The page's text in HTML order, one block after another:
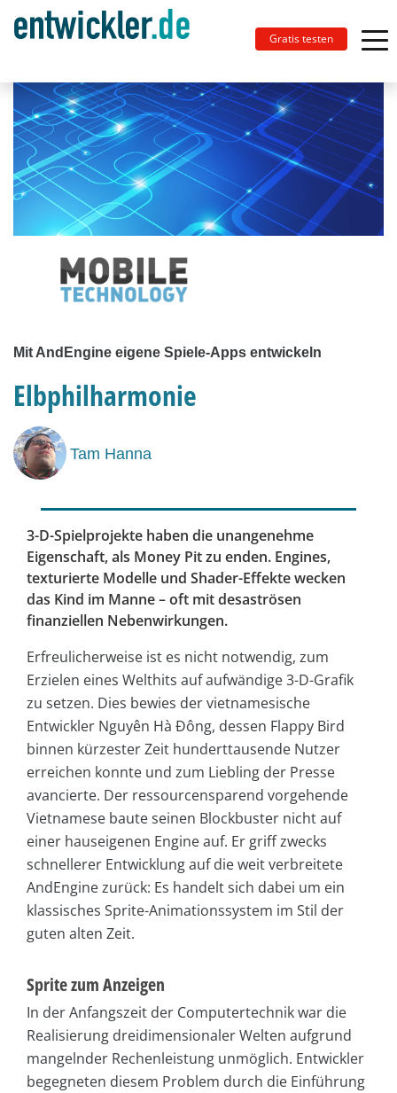
Gratis testen
Mit AndEngine eigene Spiele-Apps entwickeln
Elbphilharmonie
Tam Hanna
3-D-Spielprojekte haben die unangenehme
Eigenschaft, als Money Pit zu enden. Engines,
texturierte Modelle und Shader-Effekte wecken
das Kind im Manne – oft mit desaströsen
finanziellen Nebenwirkungen.
Erfreulicherweise ist es nicht notwendig, zum
Erzielen eines Welthits auf aufwändige 3-D-Grafik
zu setzen. Dies bewies der vietnamesische
Entwickler Nguyên Hà Đông, dessen Flappy Bird
binnen kürzester Zeit hunderttausende Nutzer
erreichen konnte und zum Liebling der Presse
avancierte. Der ressourcensparend vorgehende
Vietnamese baute seinen Blockbuster nicht auf
einer hauseigenen Engine auf. Er griff zwecks
schnellerer Entwicklung auf die weit verbreitete
AndEngine zurück: Es handelt sich dabei um ein
klassisches Sprite-Animationssystem im Stil der
guten alten Zeit.
Sprite zum Anzeigen
In der Anfangszeit der Computertechnik war die
Realisierung dreidimensionaler Welten aufgrund
mangelnder Rechenleistung unmöglich. Entwickler
begegneten diesem Problem durch die Einführung